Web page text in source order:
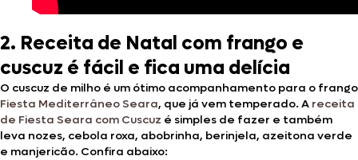
2. Receita de Natal com frango e
cuscuz é fácil e fica uma delícia
O cuscuz de milho é um ótimo acompanhamento para o frango
Fiesta Mediterrâneo Seara, que já vem temperado. A receita
de Fiesta Seara com Cuscuz é simples de fazer e também
leva nozes, cebola roxa, abobrinha, berinjela, azeitona verde
e manjericão. Confira abaixo: